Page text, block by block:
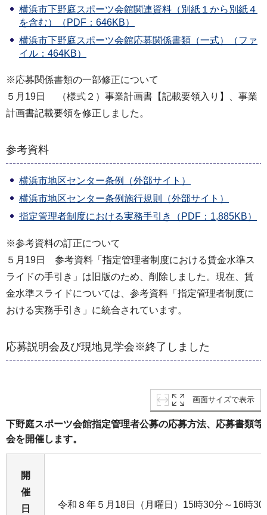
横浜市下野庭スポーツ会館関連資料（別紙１から別紙４
を含む）（PDF：646KB）
横浜市下野庭スポーツ会館応募関係書類（一式）（ファ
イル：464KB）
※応募関係書類の一部修正について
５月19日 （様式２）事業計画書【記載要領入り】、事業
計画書記載要領を修正しました。
参考資料
横浜市地区センター条例（外部サイト）
横浜市地区センター条例施行規則（外部サイト）
指定管理者制度における実務手引き（PDF：1,885KB）
※参考資料の訂正について
５月19日 参考資料「指定管理者制度における賃金水準ス
ライドの手引き」は旧版のため、削除しました。現在、賃
金水準スライドについては、参考資料「指定管理者制度に
おける実務手引き」に統合されています。
応募説明会及び現地見学会※終了しました
画面サイズで表示
下野庭スポーツ会館指定管理者公募の応募方法、応募書類
会を開催します。
開
催
日
令和８年５月18日（月曜日）15時30分～16時30